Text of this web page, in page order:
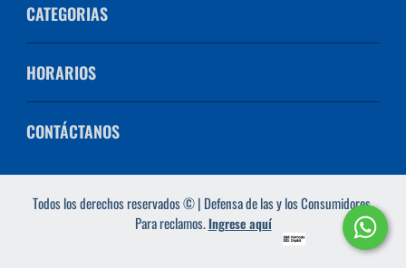
CATEGORIAS
HORARIOS
CONTÁCTANOS
Todos los derechos reservados © | Defensa de las y los Consumidores.
Para reclamos.Ingrese aquí